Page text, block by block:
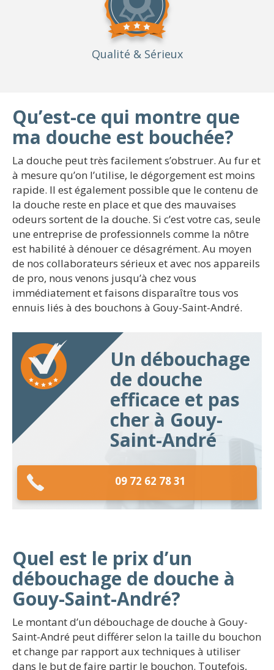
Qualité & Sérieux
Qu’est-ce qui montre que
ma douche est bouchée?
La douche peut très facilement s’obstruer. Au fur et
à mesure qu’on l’utilise, le dégorgement est moins
rapide. Il est également possible que le contenu de
la douche reste en place et que des mauvaises
odeurs sortent de la douche. Si c’est votre cas, seule
une entreprise de professionnels comme la nôtre
est habilité à dénouer ce désagrément. Au moyen
de nos collaborateurs sérieux et avec nos appareils
de pro, nous venons jusqu’à chez vous
immédiatement et faisons disparaître tous vos
ennuis liés à des bouchons à Gouy-Saint-André.
Un débouchage
de douche
efficace et pas
cher à Gouy-
Saint-André
09 72 62 78 31
Quel est le prix d’un
débouchage de douche à
Gouy-Saint-André?
Le montant d’un débouchage de douche à Gouy-
Saint-André peut différer selon la taille du bouchon
et change par rapport aux techniques à utiliser
dans le but de faire partir le bouchon. Toutefois,